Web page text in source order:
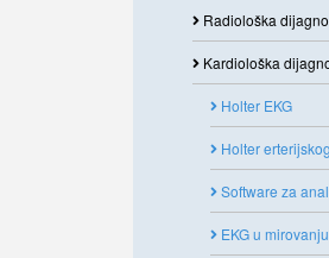
Radiološka
Kardiološka
Holter EKG
Holter
Software za
EKG u mirovanju